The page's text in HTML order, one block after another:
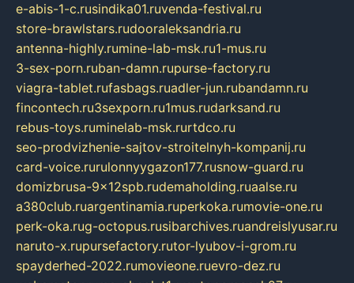
e-abis-1-c.rusindika01.ruvenda-festival.ru
store-brawlstars.rudooraleksandria.ru
antenna-highly.rumine-lab-msk.ru1-mus.ru
3-sex-porn.ruban-damn.rupurse-factory.ru
viagra-tablet.rufasbags.ruadler-jun.rubandamn.ru
fincontech.ru3sexporn.ru1mus.rudarksand.ru
rebus-toys.ruminelab-msk.rurtdco.ru
seo-prodvizhenie-sajtov-stroitelnyh-kompanij.ru
card-voice.rurulonnyygazon177.rusnow-guard.ru
domizbrusa-9x12spb.rudemaholding.ruaalse.ru
a380club.ruargentinamia.ruperkoka.rumovie-one.ru
perk-oka.rug-octopus.rusibarchives.ruandreislyusar.ru
naruto-x.rupursefactory.rutor-lyubov-i-grom.ru
spayderhed-2022.rumovieone.ruevro-dez.ru